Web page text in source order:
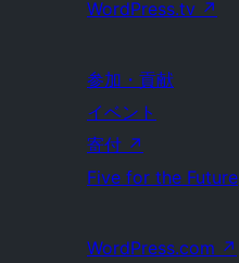
WordPress.tv ↗
参加・貢献
イベント
寄付 ↗
Five for the Future
WordPress.com ↗